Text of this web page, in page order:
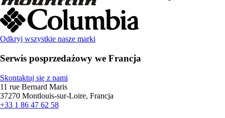
Odkryj wszystkie nasze marki
Serwis posprzedażowy we Francja
Skontaktuj się z nami
11 rue Bernard Maris
37270 Montlouis-sur-Loire, Francja
+33 1 86 47 62 58